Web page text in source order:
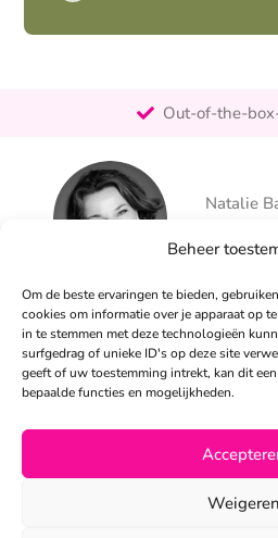
Beheer
Om de beste ervaringen te bieden,
cookies om informatie over je apparaat op
in te stemmen met deze technologieën
surfgedrag of unieke ID's op deze site
geeft of uw toestemming intrekt, kan dit
bepaalde functies en mogelijkheden.
Weigeren
Out-of-the-
Natalie
Sandra
06 – 26